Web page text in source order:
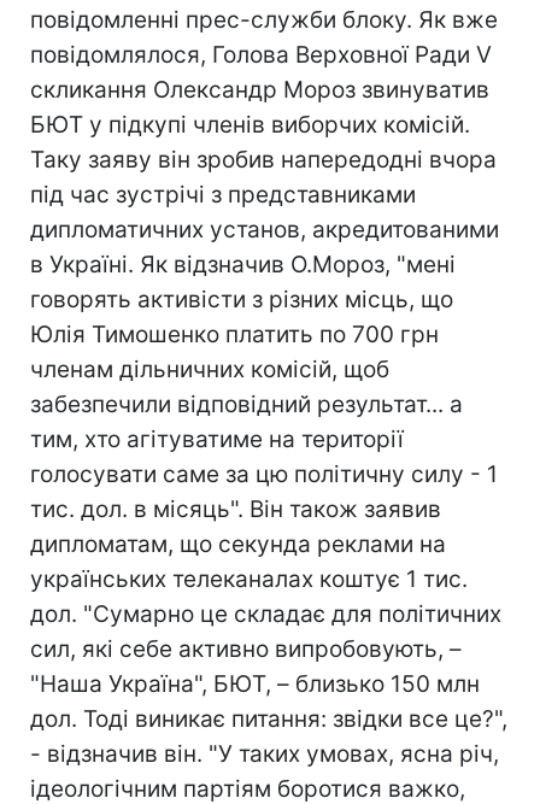
повідомленні прес-служби блоку. Як вже
повідомлялося, Голова Верховної Ради V
скликання Олександр Мороз звинуватив
БЮТ у підкупі членів виборчих комісій.
Таку заяву він зробив напередодні вчора
під час зустрічі з представниками
дипломатичних установ, акредитованими
в Україні. Як відзначив О.Мороз, "мені
говорять активісти з різних місць, що
Юлія Тимошенко платить по 700 грн
членам дільничних комісій, щоб
забезпечили відповідний результат... а
тим, хто агітуватиме на території
голосувати саме за цю політичну силу - 1
тис. дол. в місяць". Він також заявив
дипломатам, що секунда реклами на
українських телеканалах коштує 1 тис.
дол. "Сумарно це складає для політичних
сил, які себе активно випробовують, –
"Наша Україна", БЮТ, – близько 150 млн
дол. Тоді виникає питання: звідки все це?",
- відзначив він. "У таких умовах, ясна річ,
ідеологічним партіям боротися важко,